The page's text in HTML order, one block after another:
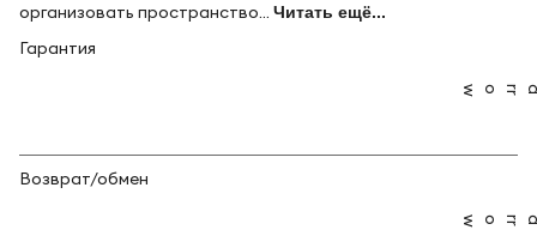
организовать пространство... Читать ещё...
Гарантия
Возврат/обмен